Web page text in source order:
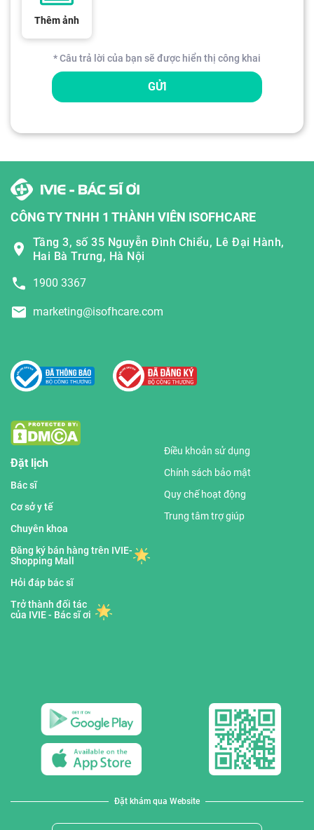
Thêm ảnh
* Câu trả lời của bạn sẽ được hiển thị công khai
GỬI
CÔNG TY TNHH 1 THÀNH VIÊN ISOFHCARE
Tầng 3, số 35 Nguyễn Đình Chiểu, Lê Đại Hành,
Hai Bà Trưng, Hà Nội
1900 3367
marketing@isofhcare.com
Đặt lịch
Bác sĩ
Cơ sở y tế
Chuyên khoa
Đăng ký bán hàng trên IVIE-
Shopping Mall
Hỏi đáp bác sĩ
Trở thành đối tác
của IVIE - Bác sĩ ơi
Điều khoản sử dụng
Chính sách bảo mật
Quy chế hoạt động
Trung tâm trợ giúp
Đặt khám qua Website